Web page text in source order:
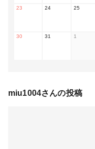
23 24 25
30 31 1
miu1004さんの投稿